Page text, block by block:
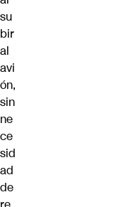
su
bir
al
avi
ón,
sin
ne
ce
sid
ad
de